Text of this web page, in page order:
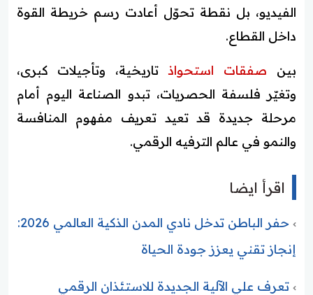
الفيديو، بل نقطة تحوّل أعادت رسم خريطة القوة
داخل القطاع.
بين صفقات استحواذتاريخية، وتأجيلات كبرى،
وتغيّر فلسفة الحصريات، تبدو الصناعة اليوم أمام
مرحلة جديدة قد تعيد تعريف مفهوم المنافسة
والنمو في عالم الترفيه الرقمي.
اقرأ ايضا
حفر الباطن تدخل نادي المدن الذكية العالمي 2026:
إنجاز تقني يعزز جودة الحياة
تعرف علي الآلية الجديدة للاستئذان الرقمي